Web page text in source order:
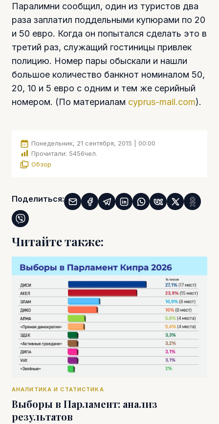
Паралимни сообщил, один из туристов два
раза заплатил поддельными купюрами по 20
и 50 евро. Когда он попытался сделать это в
третий раз, служащий гостиницы привлек
полицию. Номер пары обыскали и нашли
большое количество банкнот номиналом 50,
20, 10 и 5 евро с одним и тем же серийный
номером. (По материалам cyprus-mail.com).
Понедельник, 21 сентября, 2015 | 00:00
Прочитали: 5456чел.
Обзор
Поделиться:
Читайте также:
АНАЛИТИКА И СТАТИСТИКА
Выборы в Парламент: анализ
результатов